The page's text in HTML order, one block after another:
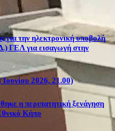
για την ηλεκτρονική υποβολή
ΓΕΛ για εισαγωγή στην
Ιουνίου 2026, 21.00)
η περιπατητική ξενάγηση
Κήπο